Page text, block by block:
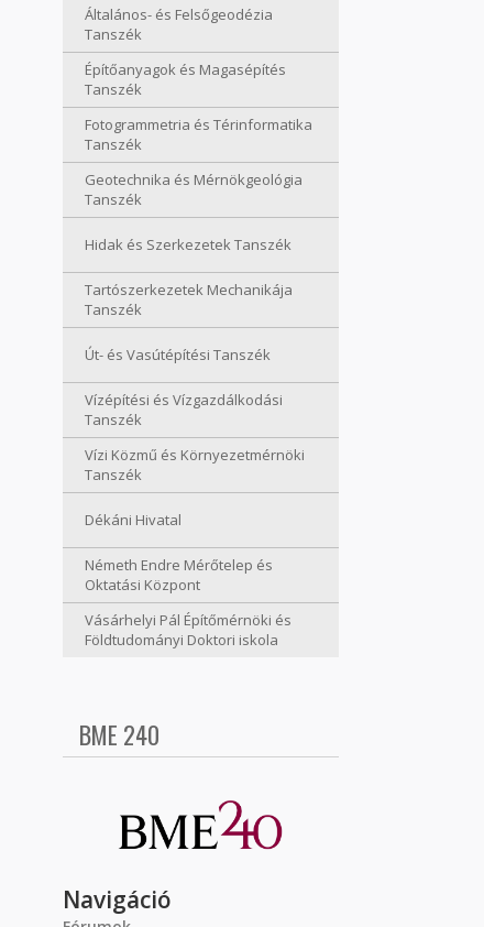
Általános- és Felsőgeodézia
Tanszék
Építőanyagok és Magasépítés
Tanszék
Fotogrammetria és Térinformatika
Tanszék
Geotechnika és Mérnökgeológia
Tanszék
Hidak és Szerkezetek Tanszék
Tartószerkezetek Mechanikája
Tanszék
Út- és Vasútépítési Tanszék
Vízépítési és Vízgazdálkodási
Tanszék
Vízi Közmű és Környezetmérnöki
Tanszék
Dékáni Hivatal
Németh Endre Mérőtelep és
Oktatási Központ
Vásárhelyi Pál Építőmérnöki és
Földtudományi Doktori iskola
BME 240
Navigáció